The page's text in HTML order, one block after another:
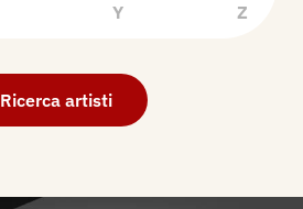
Y Z
Ricerca artisti